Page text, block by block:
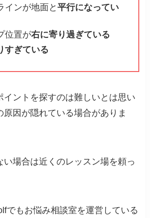
インが地面と平行になってい
位置が右に寄り過ぎている
すぎている
イントを探すのは難しいとは思い
原因が隠れている場合がありま
い場合は近くのレッスン場を頼っ
でもお悩み相談室を運営している